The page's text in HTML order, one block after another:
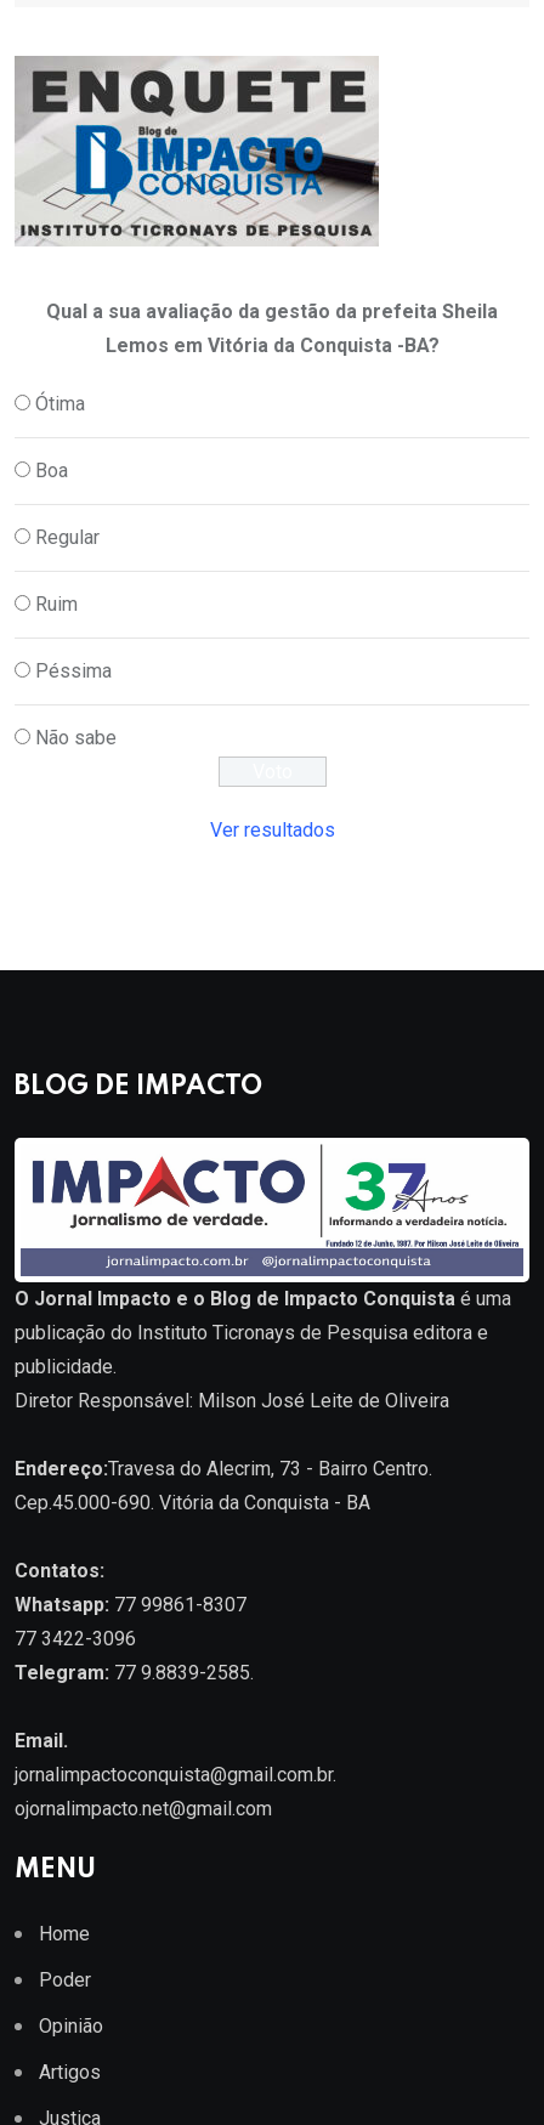
Qual a sua avaliação da gestão da prefeita Sheila
Lemos em Vitória da Conquista -BA?
Ótima
Boa
Regular
Ruim
Péssima
Não sabe
Ver resultados
BLOG DE IMPACTO
O Jornal Impacto e o Blog de Impacto Conquista é uma
publicação do Instituto Ticronays de Pesquisa editora e
publicidade.
Diretor Responsável: Milson José Leite de Oliveira
Endereço:Travesa do Alecrim, 73 - Bairro Centro.
Cep.45.000-690. Vitória da Conquista - BA
Contatos:
Whatsapp: 77 99861-8307
77 3422-3096
Telegram: 77 9.8839-2585.
Email.
jornalimpactoconquista@gmail.com.br.
ojornalimpacto.net@gmail.com
MENU
Home
Poder
Opinião
Artigos
Justiça